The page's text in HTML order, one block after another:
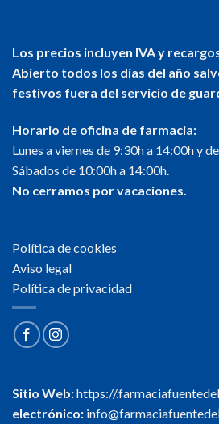
Los precios incluyen IVA y
Abierto todos los días del año
festivos fuera del servicio de
Horario de oficina de farmacia:
Lunes a viernes de 9:30h a 14:00h y
Sábados de 10:00h a 14:00h.
No cerramos por vacaciones.
Política de cookies
Aviso legal
Política de privacidad
Sitio Web:https://
electrónico: